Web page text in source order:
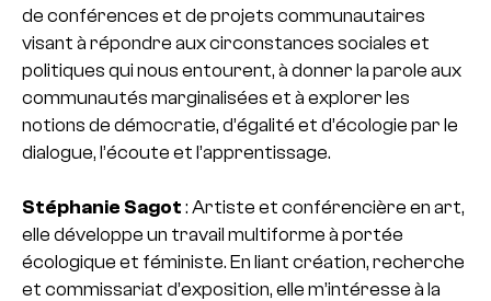
de conférences et de projets communautaires
visant à répondre aux circonstances sociales et
politiques qui nous entourent, à donner la parole aux
communautés marginalisées et à explorer les
notions de démocratie, d’égalité et d’écologie par le
dialogue, l’écoute et l’apprentissage.
Stéphanie Sagot : Artiste et conférencière en art,
elle développe un travail multiforme à portée
écologique et féministe. En liant création, recherche
et commissariat d’exposition, elle m’intéresse à la